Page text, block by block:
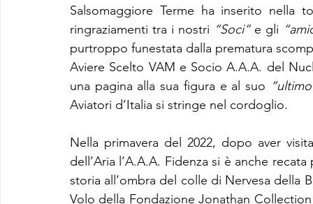
Salsomaggiore Terme ha inserito nella
ringraziamenti tra i nostri “Soci” e gli
purtroppo funestata dalla prematura
Aviere Scelto VAM e Socio A.A.A. del
una pagina alla sua figura e al suo
Aviatori d’Italia si stringe nel cordoglio.
Nella primavera del 2022, dopo aver
dell’Aria l’A.A.A. Fidenza si è anche
storia all’ombra del colle di Nervesa della
Volo della Fondazione Jonathan